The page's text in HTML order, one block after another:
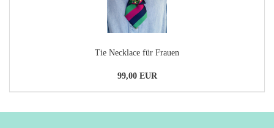
Tie Necklace für Frauen
99,00 EUR